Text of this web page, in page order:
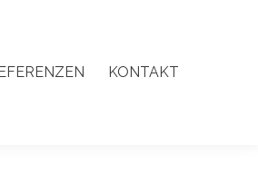
KONTAKT